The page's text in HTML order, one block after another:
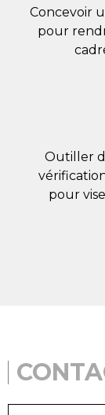
Concevoir
pour
Outiller
pour